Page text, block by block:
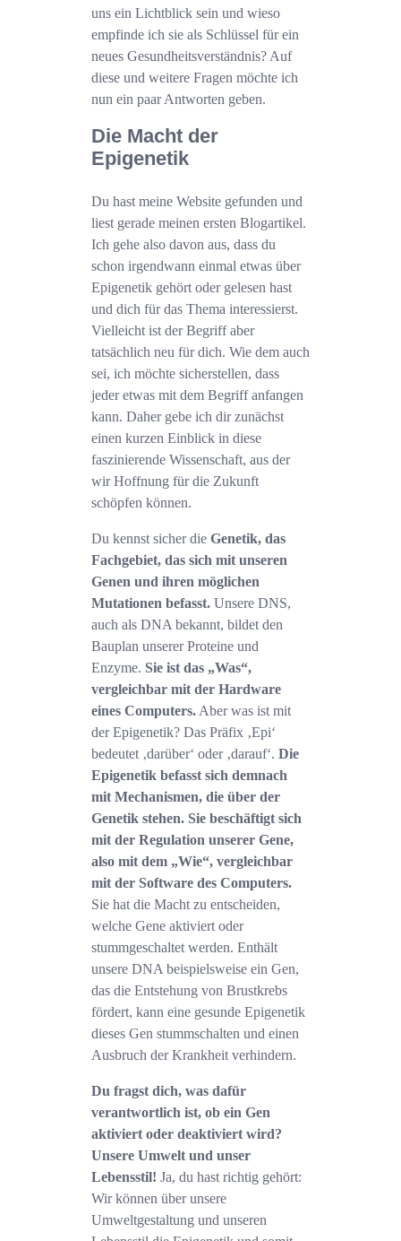
uns ein Lichtblick sein und wieso
empfinde ich sie als Schlüssel für ein
neues Gesundheitsverständnis? Auf
diese und weitere Fragen möchte ich
nun ein paar Antworten geben.
Die Macht der
Epigenetik
Du hast meine Website gefunden und
liest gerade meinen ersten Blogartikel.
Ich gehe also davon aus, dass du
schon irgendwann einmal etwas über
Epigenetik gehört oder gelesen hast
und dich für das Thema interessierst.
Vielleicht ist der Begriff aber
tatsächlich neu für dich. Wie dem auch
sei, ich möchte sicherstellen, dass
jeder etwas mit dem Begriff anfangen
kann. Daher gebe ich dir zunächst
einen kurzen Einblick in diese
faszinierende Wissenschaft, aus der
wir Hoffnung für die Zukunft
schöpfen können.
Du kennst sicher die Genetik, das
Fachgebiet, das sich mit unseren
Genen und ihren möglichen
Mutationen befasst.Unsere DNS,
auch als DNA bekannt, bildet den
Bauplan unserer Proteine und
Enzyme. Sie ist das „Was“,
vergleichbar mit der Hardware
eines Computers.Aber was ist mit
der Epigenetik? Das Präfix ‚Epi‘
bedeutet ‚darüber‘ oder ‚darauf‘. Die
Epigenetik befasst sich demnach
mit Mechanismen, die über der
Genetik stehen. Sie beschäftigt sich
mit der Regulation unserer Gene,
also mit dem „Wie“, vergleichbar
mit der Software des Computers.
Sie hat die Macht zu entscheiden,
welche Gene aktiviert oder
stummgeschaltet werden. Enthält
unsere DNA beispielsweise ein Gen,
das die Entstehung von Brustkrebs
fördert, kann eine gesunde Epigenetik
dieses Gen stummschalten und einen
Ausbruch der Krankheit verhindern.
Du fragst dich, was dafür
verantwortlich ist, ob ein Gen
aktiviert oder deaktiviert wird?
Unsere Umwelt und unser
Lebensstil! Ja, du hast richtig gehört:
Wir können über unsere
Umweltgestaltung und unseren